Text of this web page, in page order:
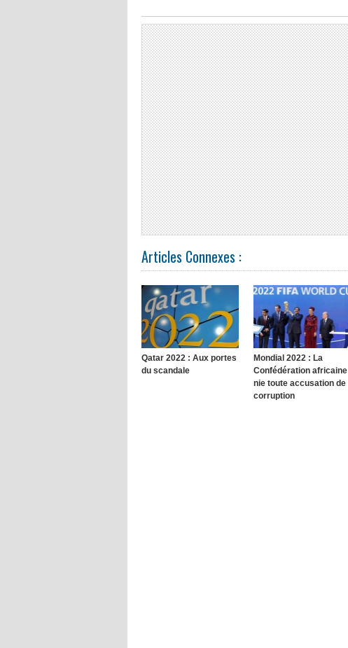
Articles Connexes :
Qatar 2022 : Aux portes
du scandale
Mondial 2022 : La
Confédération africaine
nie toute accusation de
corruption